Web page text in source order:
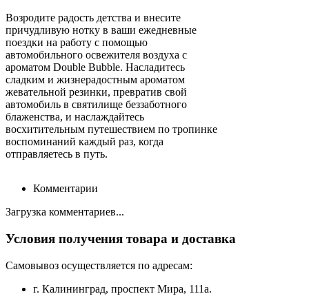
Возродите радость детства и внесите
причудливую нотку в ваши ежедневные
поездки на работу с помощью
автомобильного освежителя воздуха с
ароматом Double Bubble. Насладитесь
сладким и жизнерадостным ароматом
жевательной резинки, превратив свой
автомобиль в святилище беззаботного
блаженства, и наслаждайтесь
восхитительным путешествием по тропинке
воспоминаний каждый раз, когда
отправляетесь в путь.
Комментарии
Загрузка комментариев...
Условия получения товара и доставка
Самовывоз осуществляется по адресам:
г. Калининград, проспект Мира, 111а.